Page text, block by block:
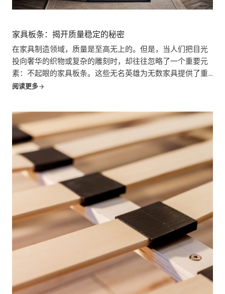
家具板条：揭开质量稳定的秘密
在家具制造领域，质量是至高无上的。但是，当人们把目光
投向奢华的织物或复杂的雕刻时，却往往忽略了一个重要元
素：不起眼的家具板条。这些无名英雄为无数家具提供了重
要的支撑结构，从毛绒绒的床和结实的椅子到优雅的床头板
阅读更多